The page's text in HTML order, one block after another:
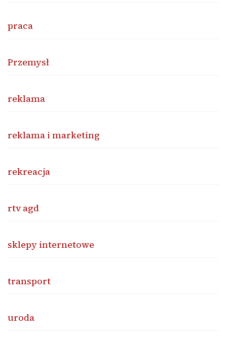
praca
Przemysł
reklama
reklama i marketing
rekreacja
rtv agd
sklepy internetowe
transport
uroda